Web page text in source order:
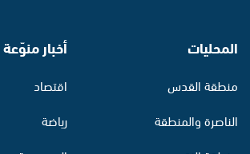
المحليات
منطقة القدس
الناصرة والمنطقة
أخبار منوّعة
اقتصاد
رياضة